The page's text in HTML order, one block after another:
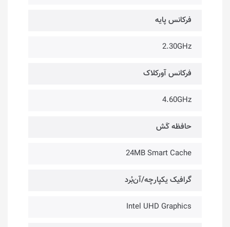
فرکانس پایه
2.30GHz
فرکانس آورکلاک
4.60GHz
حافظه کَش
24MB Smart Cache
گرافیک یکپارچه/آن‌بُرد
Intel UHD Graphics